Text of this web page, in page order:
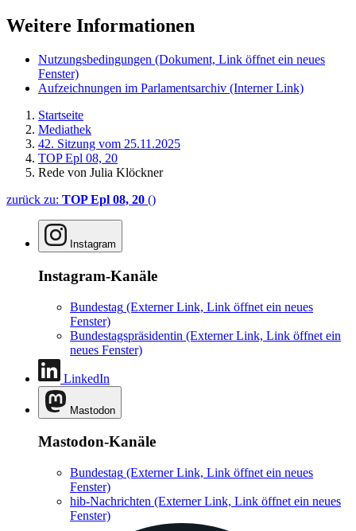
Weitere Informationen
Nutzungsbedingungen (Dokument, Link öffnet ein neues
Fenster)
Aufzeichnungen im Parlamentsarchiv (Interner Link)
Startseite
Mediathek
42. Sitzung vom 25.11.2025
TOP Epl 08, 20
Rede von Julia Klöckner
zurück zu: TOP Epl 08, 20 ()
Instagram
Instagram-Kanäle
Bundestag (Externer Link, Link öffnet ein neues
Fenster)
Bundestagspräsidentin (Externer Link, Link öffnet ein
neues Fenster)
LinkedIn
Mastodon
Mastodon-Kanäle
Bundestag (Externer Link, Link öffnet ein neues
Fenster)
hib-Nachrichten (Externer Link, Link öffnet ein neues
Fenster)